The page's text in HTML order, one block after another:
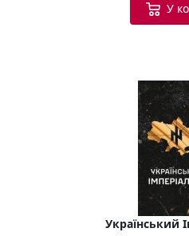
У
Український